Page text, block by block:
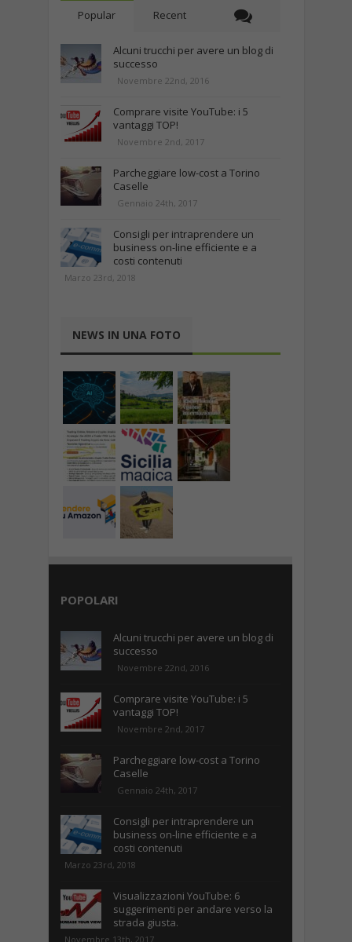
Popular Recent
Alcuni trucchi per avere un blog di
successo
Novembre 22nd, 2016
Comprare visite YouTube: i 5
vantaggi TOP!
Novembre 2nd, 2017
Parcheggiare low-cost a Torino
Caselle
Gennaio 24th, 2017
Consigli per intraprendere un
business on-line efficiente e a
costi contenuti
Marzo 23rd, 2018
NEWS IN UNA FOTO
POPOLARI
Alcuni trucchi per avere un blog di
successo
Novembre 22nd, 2016
Comprare visite YouTube: i 5
vantaggi TOP!
Novembre 2nd, 2017
Parcheggiare low-cost a Torino
Caselle
Gennaio 24th, 2017
Consigli per intraprendere un
business on-line efficiente e a
costi contenuti
Marzo 23rd, 2018
Visualizzazioni YouTube: 6
suggerimenti per andare verso la
strada giusta.
Novembre 13th, 2017